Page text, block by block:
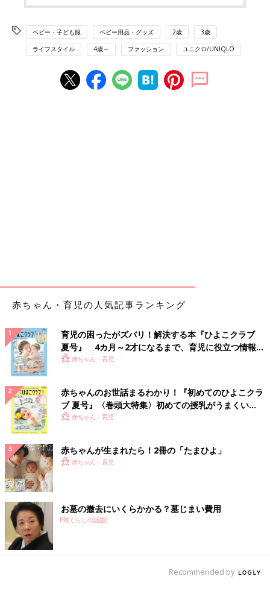
ベビー・子ども服 ベビー用品・グッズ 2歳 3歳
ライフスタイル 4歳～ ファッション ユニクロ/UNIQLO
赤ちゃん・育児の人気記事ランキング
育児の困ったがズバリ！解決する本『ひよこクラブ
夏号』 4カ月～2才になるまで、育児に役立つ情報が
いっぱい！
赤ちゃん・育児
赤ちゃんのお世話まるわかり！『初めてのひよこクラ
ブ 夏号』〈巻頭大特集〉初めての授乳がうまくい
く！ おっぱい・ミルクの基本と夏のトラブル 解決テ
赤ちゃん・育児
赤ちゃんが生まれたら！2冊の「たまひよ」
赤ちゃん・育児
お墓の撤去にいくらかかる？墓じまい費用
PR(くらしの話題)
Recommended by